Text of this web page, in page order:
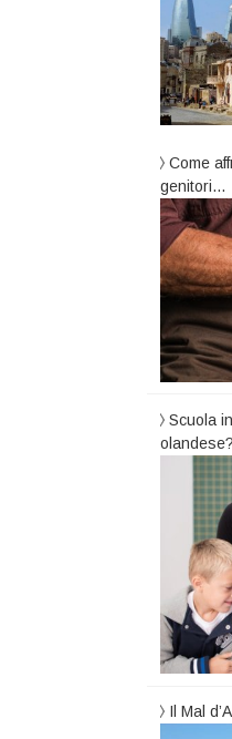
Come
genitori…
Scuola
olandese?
Il Mal